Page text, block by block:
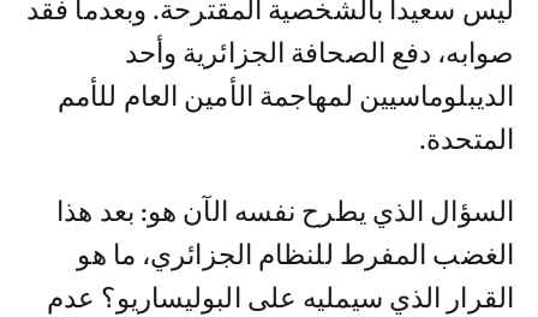
ليس سعيدا بالشخصية المقترحة. وبعدما فقد
صوابه، دفع الصحافة الجزائرية وأحد
الديبلوماسيين لمهاجمة الأمين العام للأمم
المتحدة.
السؤال الذي يطرح نفسه الآن هو: بعد هذا
الغضب المفرط للنظام الجزائري، ما هو
القرار الذي سيمليه على البوليساريو؟ عدم